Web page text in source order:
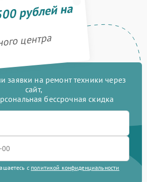
рублей на
центра
заявки на ремонт техники через
сайт,
бессрочная скидка
с политикой конфиденциальности